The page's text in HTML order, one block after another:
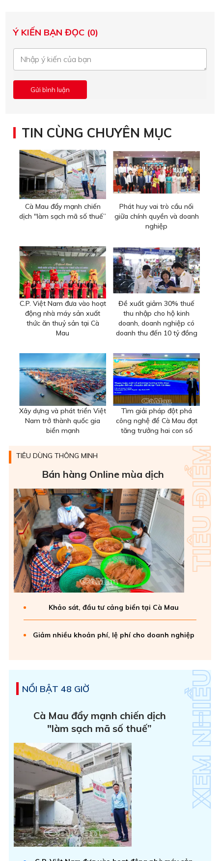
Ý KIẾN BẠN ĐỌC (0)
TIN CÙNG CHUYÊN MỤC
Cà Mau đẩy mạnh chiến
dịch "làm sạch mã số thuế”
Phát huy vai trò cầu nối
giữa chính quyền và doanh
nghiệp
C.P. Việt Nam đưa vào hoạt
động nhà máy sản xuất
thức ăn thuỷ sản tại Cà
Mau
Đề xuất giảm 30% thuế
thu nhập cho hộ kinh
doanh, doanh nghiệp có
doanh thu đến 10 tỷ đồng
Xây dựng và phát triển Việt
Nam trở thành quốc gia
biển mạnh
Tìm giải pháp đột phá
công nghệ để Cà Mau đạt
tăng trưởng hai con số
TIÊU DÙNG THÔNG MINH
Bán hàng Online mùa dịch
Khảo sát, đầu tư cảng biển tại Cà Mau
Giảm nhiều khoản phí, lệ phí cho doanh nghiệp
NỔI BẬT 48 GIỜ
Cà Mau đẩy mạnh chiến dịch
"làm sạch mã số thuế”